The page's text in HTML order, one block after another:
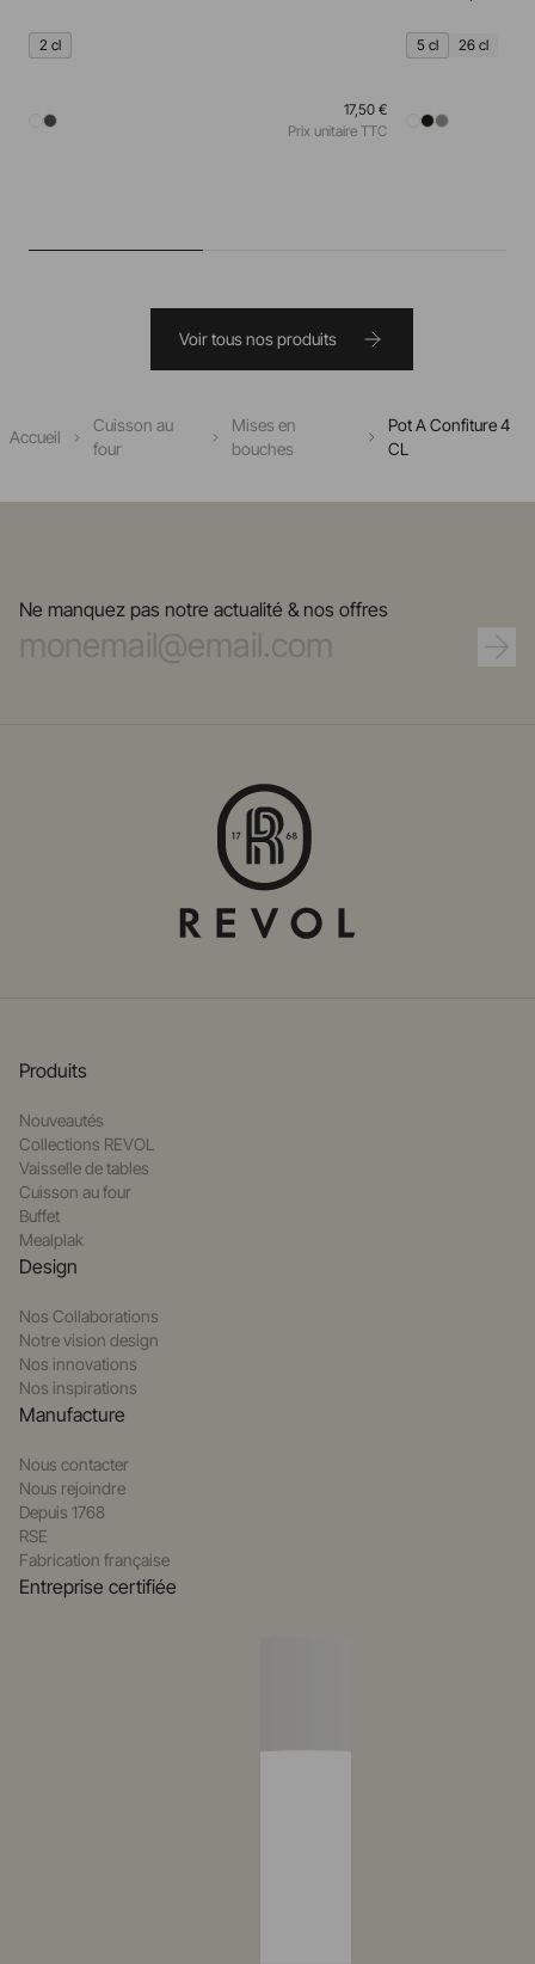
2 cl
17,50 €
Prix unitaire TTC
5 cl 26 cl
Voir tous nos produits
Accueil
Cuisson au
four
Mises en
bouches
Pot A Confiture 4
CL
Ne manquez pas notre actualité & nos offres
Produits
Nouveautés
Collections REVOL
Vaisselle de tables
Cuisson au four
Buffet
Mealplak
Design
Nos Collaborations
Notre vision design
Nos innovations
Nos inspirations
Manufacture
Nous contacter
Nous rejoindre
Depuis 1768
RSE
Fabrication française
Entreprise certifiée